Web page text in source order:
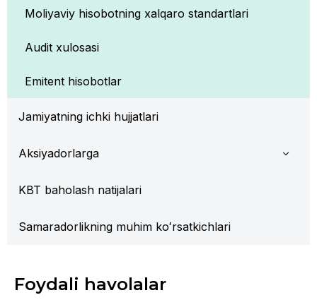
Moliyaviy hisobotning xalqaro standartlari
Audit xulosasi
Emitent hisobotlar
Jamiyatning ichki hujjatlari
Aksiyadorlarga
KBT baholash natijalari
Samaradorlikning muhim koʻrsatkichlari
Foydali havolalar